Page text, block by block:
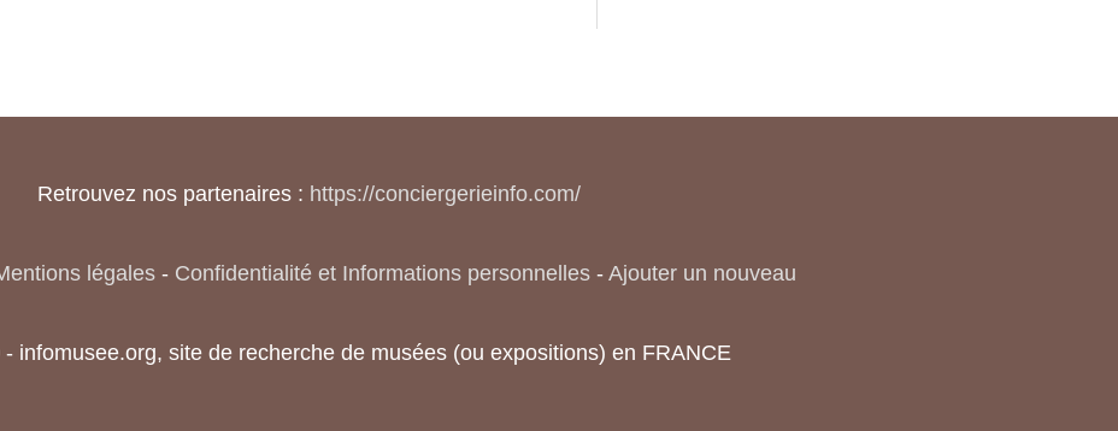
Retrouvez nos partenaires : https://conciergerieinfo.com/
légales- Confidentialité et Informations personnelles- Ajouter un nouveau
infomusee.org, site de recherche de musées (ou expositions) en FRANCE